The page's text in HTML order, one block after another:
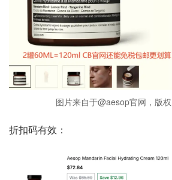
图片来自于@aesop官网，版
折扣码有效：